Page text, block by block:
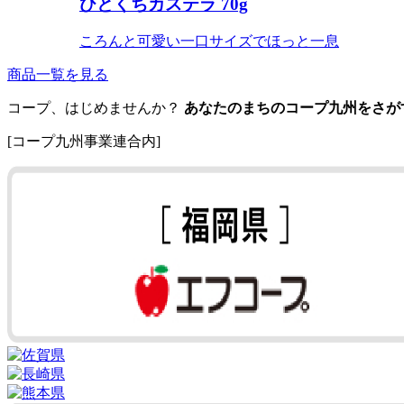
ころんと可愛い一口サイズでほっと一息
商品一覧を見る
コープ、はじめませんか？ あなたのまちのコープ九州をさが
[コープ九州事業連合内]